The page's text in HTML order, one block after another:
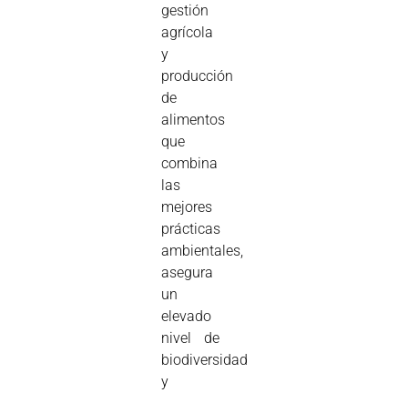
gestión
agrícola
y
producción
de
alimentos
que
combina
las
mejores
prácticas
ambientales,
asegura
un
elevado
nivel de
biodiversidad
y